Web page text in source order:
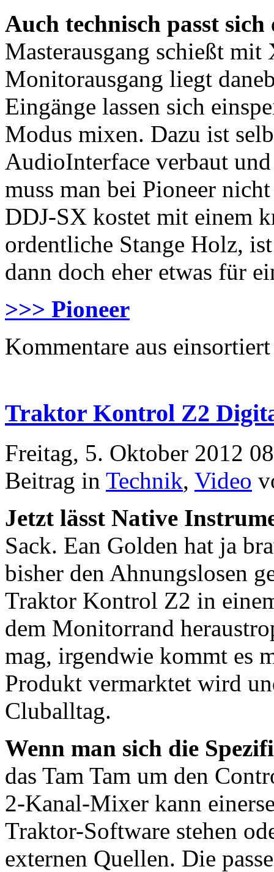
Auch technisch passt sich
Masterausgang schießt
Monitorausgang liegt
Eingänge lassen sich
Modus mixen. Dazu ist
AudioInterface verbaut
muss man bei Pioneer
DDJ-SX kostet mit einem
ordentliche Stange Holz,
dann doch eher etwas für
>>> Pioneer
Kommentare aus
Traktor Kontrol Z2
Freitag, 5. Oktober 2012
Beitrag in Technik, Video
Jetzt lässt Native
Sack. Ean Golden hat ja
bisher den Ahnungslosen
Traktor Kontrol Z2 in
dem Monitorrand
mag, irgendwie kommt es
Produkt vermarktet wird
Cluballtag.
Wenn man sich die
das Tam Tam um den
2-Kanal-Mixer kann
Traktor-Software stehen
externen Quellen. Die